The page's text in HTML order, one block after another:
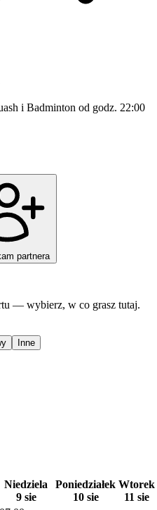
i Badminton od godz. 22:00
partnera
— wybierz, w co grasz tutaj.
Inne
Niedziela
9 sie
Poniedziałek
10 sie
Wtorek
11 sie